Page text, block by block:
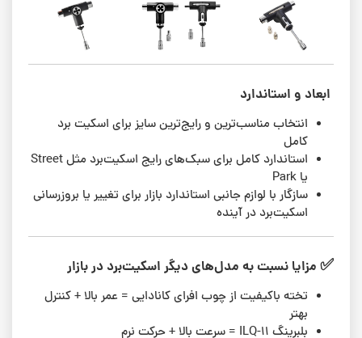
ابعاد و استاندارد
انتخاب مناسب‌ترین و رایج‌ترین سایز برای اسکیت برد
کامل
استاندارد کامل برای سبک‌های رایج اسکیت‌برد مثل Street
یا Park
سازگار با لوازم جانبی استاندارد بازار برای تغییر یا بروزرسانی
اسکیت‌برد در آینده
✅ مزایا نسبت به مدل‌های دیگر اسکیت‌برد در بازار
تخته با‌کیفیت از چوب افرای کانادایی = عمر بالا + کنترل
بهتر
بلبرینگ ILQ-11 = سرعت بالا + حرکت نرم